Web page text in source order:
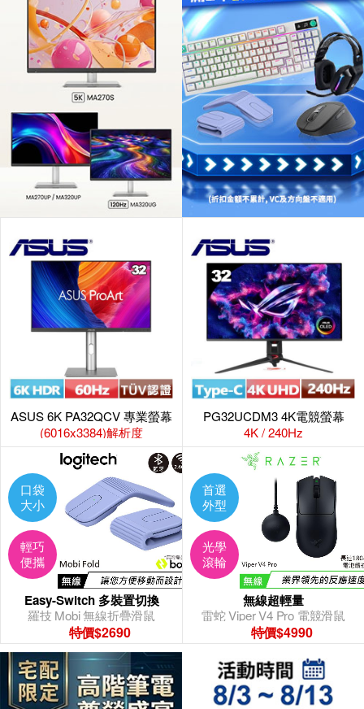
ASUS 6K PA32QCV 專業螢幕
(6016x3384)解析度
PG32UCDM3 4K電競螢幕
4K / 240Hz
口袋
大小
輕巧
便攜
Easy-Switch 多裝置切換
羅技 Mobi 無線折疊滑鼠
特價$2690
首選
外型
光學
滾輪
無線超輕量
雷蛇 Viper V4 Pro 電競滑鼠
特價$4990